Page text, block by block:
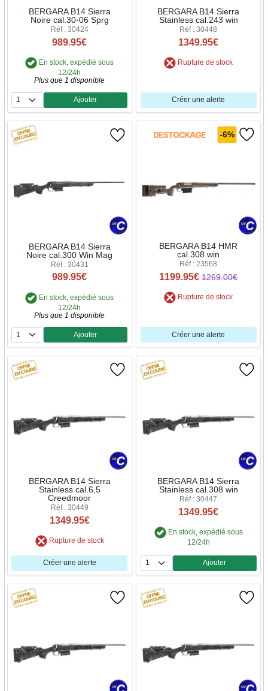
BERGARA B14 Sierra
Noire cal.30-06 Sprg
Réf : 30424
989.95€
En stock, expédié sous
12/24h
Plus que 1 disponible
Quantité
Ajouter
BERGARA B14 Sierra
Stainless cal.243 win
Réf : 30448
1349.95€
Rupture de stock
Créer une alerte
BERGARA B14 Sierra
Noire cal.300 Win Mag
Réf : 30431
989.95€
En stock, expédié sous
12/24h
Plus que 1 disponible
Quantité
Ajouter
-6%
BERGARA B14 HMR
cal.308 win
Réf : 23568
1199.95€ 1269.00€
Rupture de stock
Créer une alerte
BERGARA B14 Sierra
Stainless cal.6,5
Creedmoor
Réf : 30449
1349.95€
Rupture de stock
Créer une alerte
BERGARA B14 Sierra
Stainless cal.308 win
Réf : 30447
1349.95€
En stock, expédié sous
12/24h
Quantité
Ajouter